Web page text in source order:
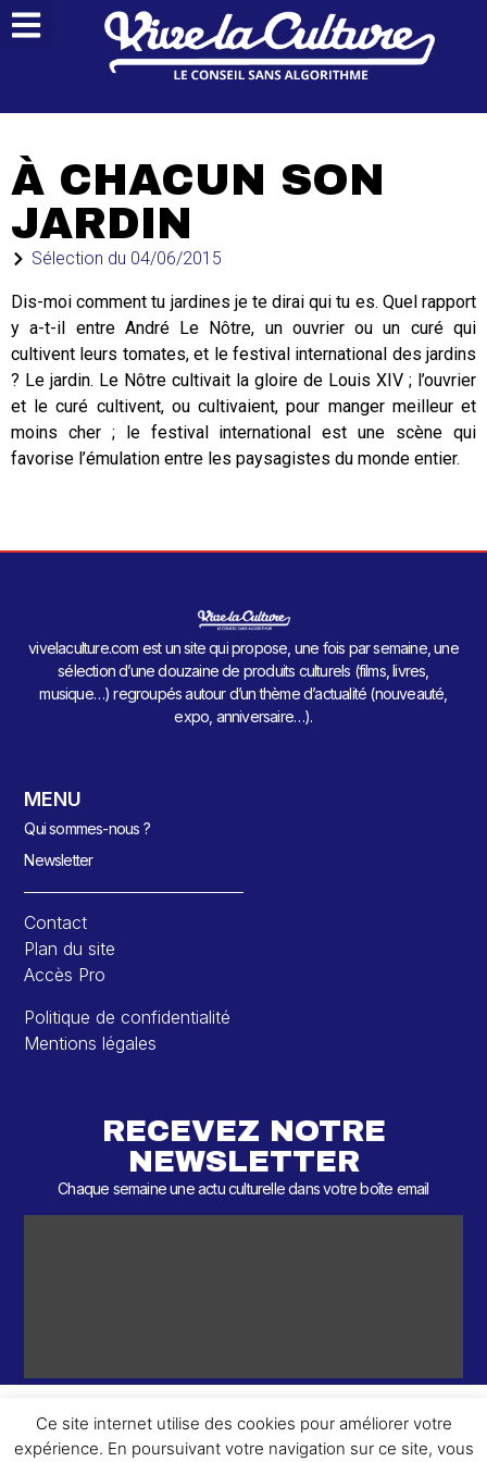
À CHACUN SON
JARDIN
Sélection du 04/06/2015
Dis-moi comment tu jardines je te dirai qui tu es. Quel rapport
y a-t-il entre André Le Nôtre, un ouvrier ou un curé qui
cultivent leurs tomates, et le festival international des jardins
? Le jardin. Le Nôtre cultivait la gloire de Louis XIV ; l’ouvrier
et le curé cultivent, ou cultivaient, pour manger meilleur et
moins cher ; le festival international est une scène qui
favorise l’émulation entre les paysagistes du monde entier.
vivelaculture.com est un site qui propose, une fois par semaine, une
sélection d’une douzaine de produits culturels (films, livres,
musique…) regroupés autour d’un thème d’actualité (nouveauté,
expo, anniversaire…).
MENU
Qui sommes-nous ?
Newsletter
Contact
Plan du site
Accès Pro
Politique de confidentialité
Mentions légales
RECEVEZ NOTRE
NEWSLETTER
Chaque semaine une actu culturelle dans votre boîte email
Ce site internet utilise des cookies pour améliorer votre
expérience. En poursuivant votre navigation sur ce site, vous